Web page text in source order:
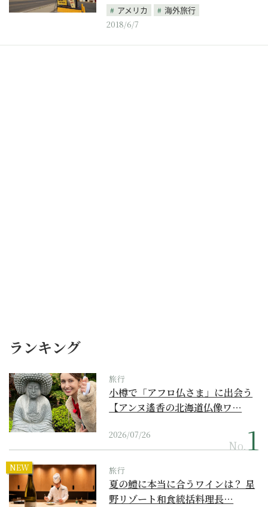
アメリカ
海外旅行
2018/6/7
ランキング
旅行
小樽で「アフロ仏さま」に出会う
【アンヌ遙香の北海道仏像ワ…
2026/07/26
No.
NEW 旅行
夏の鱧に本当に合うワインは？ 星
野リゾート和食統括料理長…